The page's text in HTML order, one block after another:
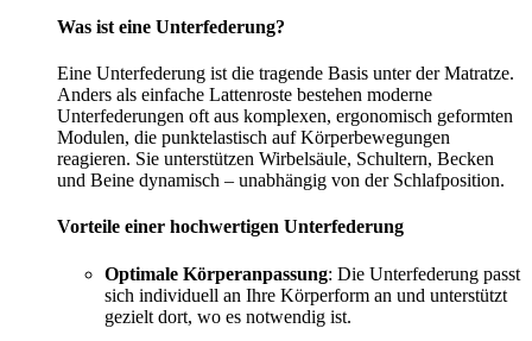
Was ist eine Unterfederung?
Eine Unterfederung ist die tragende Basis unter der Matratze.
Anders als einfache Lattenroste bestehen moderne
Unterfederungen oft aus komplexen, ergonomisch geformten
Modulen, die punktelastisch auf Körperbewegungen
reagieren. Sie unterstützen Wirbelsäule, Schultern, Becken
und Beine dynamisch – unabhängig von der Schlafposition.
Vorteile einer hochwertigen Unterfederung
Optimale Körperanpassung: Die Unterfederung passt
sich individuell an Ihre Körperform an und unterstützt
gezielt dort, wo es notwendig ist.